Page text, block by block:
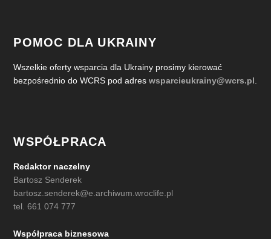
POMOC DLA UKRAINY
Wszelkie oferty wsparcia dla Ukrainy prosimy kierować
bezpośrednio do WCRS pod adreswsparcieukrainy@wcrs.pl.
WSPÓŁPRACA
Redaktor naczelny
Bartosz Senderek
bartosz.senderek@e.archiwum.wroclife.pl
tel. 661 074 777
Współpraca biznesowa